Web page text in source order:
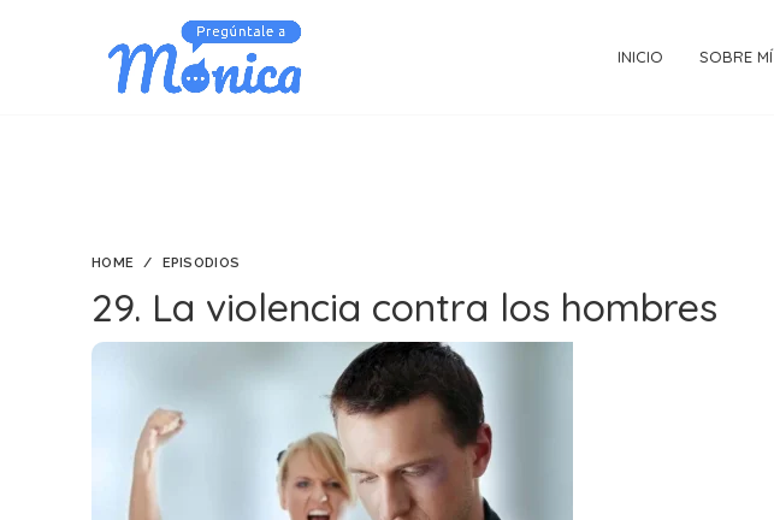
INICIO SOBRE MÍ
HOME EPISODIOS
29. La violencia contra los hombres